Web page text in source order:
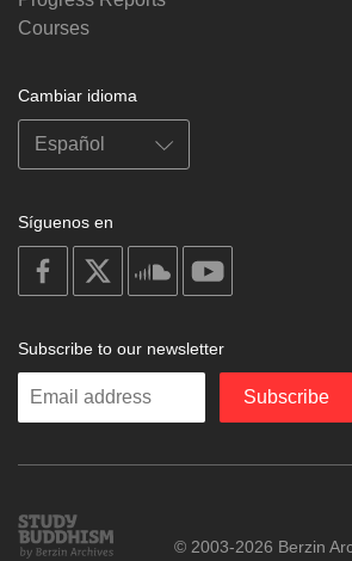
Courses
Cambiar idioma
Síguenos en
on
facebook
soundcloud
Subscribe to our newsletter
Enter
Subscribe
Study
Buddhism
© 2003-2026 Berzin